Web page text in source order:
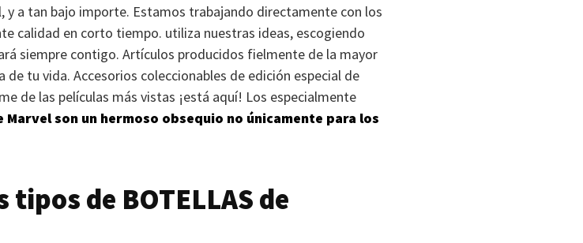
a tan bajo importe. Estamos trabajando directamente con los
calidad en corto tiempo. utiliza nuestras ideas, escogiendo
siempre contigo. Artículos producidos fielmente de la mayor
tu vida. Accesorios coleccionables de edición especial de
de las películas más vistas ¡está aquí! Los especialmente
Marvel son un hermoso obsequio no únicamente para los
tipos de BOTELLAS de